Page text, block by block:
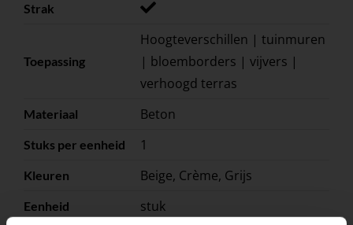
Strak
Toepassing
Hoogteverschillen | tuinmuren
| bloemborders | vijvers |
verhoogd terras
Materiaal Beton
Stuks per eenheid 1
Kleuren Beige, Crème, Grijs
Eenheid stuk